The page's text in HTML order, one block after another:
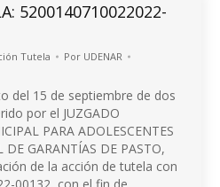
5200140710022022-
Tutela Por UDENAR
del 15 de septiembre de dos
por el JUZGADO
PARA ADOLESCENTES
GARANTÍAS DE PASTO,
de la acción de tutela con